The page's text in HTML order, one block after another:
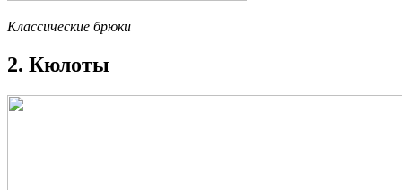
Классические брюки
2. Кюлоты